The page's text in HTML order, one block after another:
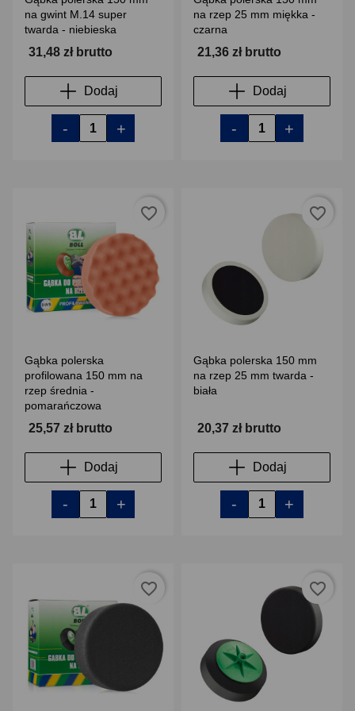
na gwint M.14 super
twarda - niebieska
31,48 zł brutto
Dodaj
- +
na rzep 25 mm miękka -
czarna
21,36 zł brutto
Dodaj
- +
Gąbka polerska
profilowana 150 mm na
rzep średnia -
pomarańczowa
25,57 zł brutto
Dodaj
- +
favorite_border
Gąbka polerska 150 mm
na rzep 25 mm twarda -
biała
20,37 zł brutto
Dodaj
- +
favorite_border
favorite_border favorite_border